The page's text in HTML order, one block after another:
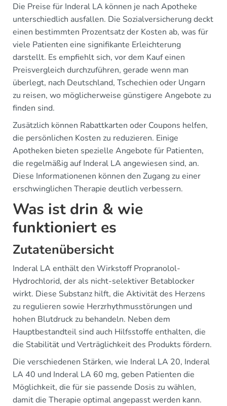
Die Preise für Inderal LA können je nach Apotheke
unterschiedlich ausfallen. Die Sozialversicherung deckt
einen bestimmten Prozentsatz der Kosten ab, was für
viele Patienten eine signifikante Erleichterung
darstellt. Es empfiehlt sich, vor dem Kauf einen
Preisvergleich durchzuführen, gerade wenn man
überlegt, nach Deutschland, Tschechien oder Ungarn
zu reisen, wo möglicherweise günstigere Angebote zu
finden sind.
Zusätzlich können Rabattkarten oder Coupons helfen,
die persönlichen Kosten zu reduzieren. Einige
Apotheken bieten spezielle Angebote für Patienten,
die regelmäßig auf Inderal LA angewiesen sind, an.
Diese Informationenen können den Zugang zu einer
erschwinglichen Therapie deutlich verbessern.
Was ist drin & wie
funktioniert es
Zutatenübersicht
Inderal LA enthält den Wirkstoff Propranolol-
Hydrochlorid, der als nicht-selektiver Betablocker
wirkt. Diese Substanz hilft, die Aktivität des Herzens
zu regulieren sowie Herzrhythmusstörungen und
hohen Blutdruck zu behandeln. Neben dem
Hauptbestandteil sind auch Hilfsstoffe enthalten, die
die Stabilität und Verträglichkeit des Produkts fördern.
Die verschiedenen Stärken, wie Inderal LA 20, Inderal
LA 40 und Inderal LA 60 mg, geben Patienten die
Möglichkeit, die für sie passende Dosis zu wählen,
damit die Therapie optimal angepasst werden kann.